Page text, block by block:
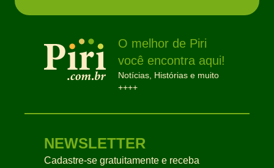
O melhor de Piri
você encontra aqui!
Notícias, Histórias e muito
++++
NEWSLETTER
Cadastre-se gratuitamente e receba